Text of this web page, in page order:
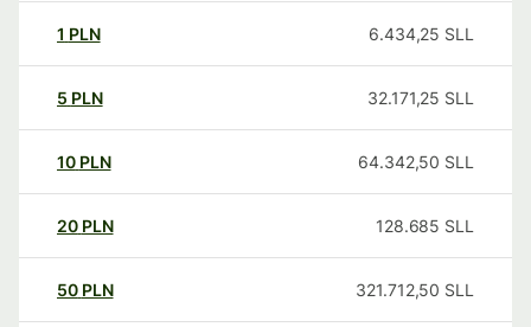
1 PLN 6.434,25 SLL
5 PLN 32.171,25 SLL
10 PLN 64.342,50 SLL
20 PLN 128.685 SLL
50 PLN 321.712,50 SLL